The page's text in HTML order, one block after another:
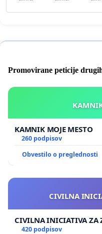
Promovirane peticije
KAMNIK MOJE MESTO
260 podpisov
Obvestilo o preglednosti
CIVILNA
CIVILNA INICIATIVA ZA
420 podpisov